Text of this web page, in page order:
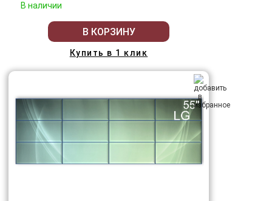
В наличии
В КОРЗИНУ
Купить в 1 клик